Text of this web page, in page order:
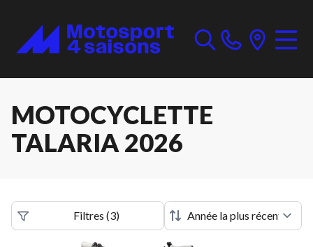
MOTOCYCLETTE
TALARIA 2026
Filtres (3)